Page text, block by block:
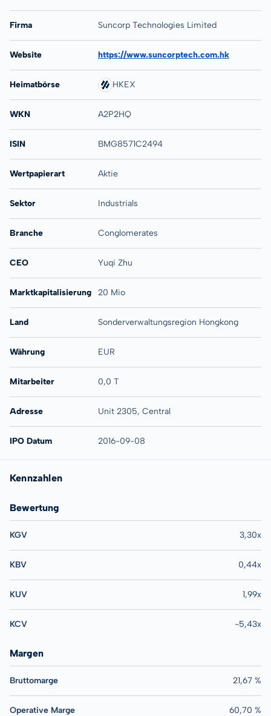
Firma Suncorp Technologies Limited
Website https://www.suncorptech.com.hk
Heimatbörse HKEX
WKN A2P2HQ
ISIN BMG8571C2494
Wertpapierart Aktie
Sektor Industrials
Branche Conglomerates
CEO Yuqi Zhu
Marktkapitalisierung 20 Mio
Land Sonderverwaltungsregion Hongkong
Währung EUR
Mitarbeiter 0,0 T
Adresse Unit 2305, Central
IPO Datum 2016-09-08
Kennzahlen
Bewertung
KGV 3,30x
KBV 0,44x
KUV 1,99x
KCV -5,43x
Margen
Bruttomarge 21,67 %
Operative Marge 60,70 %